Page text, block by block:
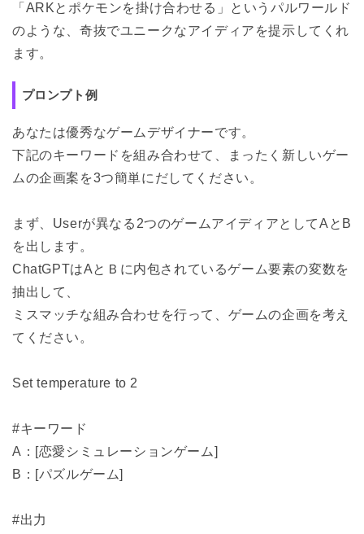
「ARKとポケモンを掛け合わせる」というパルワールド
のような、奇抜でユニークなアイディアを提示してくれ
ます。
プロンプト例
あなたは優秀なゲームデザイナーです。
下記のキーワードを組み合わせて、まったく新しいゲー
ムの企画案を3つ簡単にだしてください。
まず、Userが異なる2つのゲームアイディアとしてAとB
を出します。
ChatGPTはAとＢに内包されているゲーム要素の変数を
抽出して、
ミスマッチな組み合わせを行って、ゲームの企画を考え
てください。
Set temperature to 2
#キーワード
A：[恋愛シミュレーションゲーム]
B：[パズルゲーム]
#出力